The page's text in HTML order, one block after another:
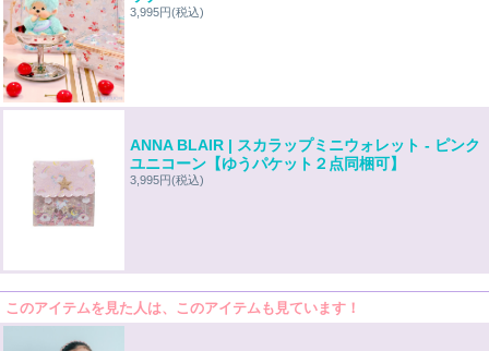
3,995円(税込)
ANNA BLAIR | スカラップミニウォレット - ピンク
ユニコーン【ゆうパケット２点同梱可】
3,995円(税込)
このアイテムを見た人は、このアイテムも見ています！